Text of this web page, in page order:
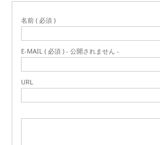
名前 ( 必須 )
E-MAIL ( 必須 ) - 公開されません -
URL